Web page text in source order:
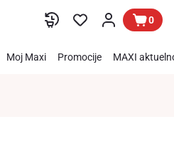
0
Moj Maxi Promocije MAXI